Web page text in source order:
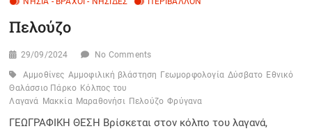
Πελούζο
29/09/2024 No Comments
Αμμοθίνες Αμμοφιλική βλάστηση Γεωμορφολογία Δύσβατο Εθνικό
Θαλάσσιο Πάρκο Κόλπος του
Λαγανά Μακκία Μαραθονήσι Πελούζο Φρύγανα
ΓΕΩΓΡΑΦΙΚΗ ΘΕΣΗ Βρίσκεται στον κόλπο του λαγανά,